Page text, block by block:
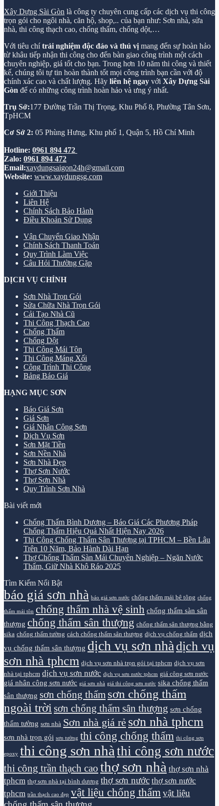
Xây Dựng Sài Gòn là công ty chuyên cung cấp các dịch vụ thi công
trọn gói cho ngôi nhà, căn hộ, shop,.. của bạn như: Sơn nhà, sửa
nhà, thi công thạch cao, chống thấm, chống dột,…
Với tiêu chítrải nghiệm độc đáo và thú vị mang đến sự hoàn hảo
từ khâu tiếp nhận thi công cho đến bàn giao công trình một cách
chuyên nghiệp, giá tốt cho bạn. Trong hơn 10 năm thi công và thiết
kế, chúng tôi tự tin hoàn thành tốt mọi công trình bạn cần với độ
chính xác cao và chất lượng. Hãy liên hệ ngay với Xây Dựng Sài
Gòn để có những công trình hoàn hảo và ưng ý nhất.
Trụ Sở:177 Đường Trần Thị Trọng, Khu Phố 8, Phường Tân Sơn,
TpHCM
Cơ Sở 2: 05 Phùng Hưng, Khu phố 1, Quận 5, Hồ Chí Minh
Hotline: 0961 894 472
Zalo: 0961 894 472
Email:xaydungsaigon24h@gmail.com
Website: www.xaydungsg.com
Giới Thiệu
Liên Hệ
Chính Sách Bảo Hành
Điều Khoản Sử Dụng
Vận Chuyển Giao Nhận
Chính Sách Thanh Toán
Quy Trình Làm Việc
Câu Hỏi Thường Gặp
DỊCH VỤ CHÍNH
Sơn Nhà Trọn Gói
Sửa Chữa Nhà Trọn Gói
Cải Tạo Nhà Cũ
Thi Công Thạch Cao
Chống Thấm
Chống Dột
Thi Công Mái Tôn
Thi Công Máng Xối
Công Trình Thi Công
Bảng Báo Giá
HẠNG MỤC SƠN
Báo Giá Sơn
Giá Sơn
Giá Nhân Công Sơn
Dịch Vụ Sơn
Sơn Mặt Tiền
Sơn Nền Nhà
Sơn Nhà Đẹp
Thợ Sơn Nước
Thợ Sơn Nhà
Quy Trình Sơn Nhà
Bài viết mới
Chống Thấm Bình Dương – Báo Giá Các Phương Pháp
Chống Thấm Hiệu Quả Nhất Hiện Nay 2026
Thi Công Chống Thấm Sân Thượng tại TPHCM – Bền Lâu
Trên 10 Năm, Bảo Hành Dài Hạn
Thợ Chống Thấm Sàn Mái Chuyên Nghiệp – Ngăn Nước
Thấm, Giữ Nhà Khô Ráo 2025
Tìm Kiếm Nổi Bật
báo giá sơn nhà báo giá sơn nước chống thấm mái bê tông chống
thấm mái tôn chống thấm nhà vệ sinh chống thấm sàn sân
thượng chống thấm sân thượng chống thấm sân thượng bằng
sika chống thấm tường cách chống thấm sân thượng dịch vụ chống thấm dịch
vụ chống thấm sân thượng dịch vụ sơn nhàdịch vụ
sơn nhà tphcm dịch vụ sơn nhà trọn gói tại tphcm dịch vụ sơn
nhà tại tphcm dịch vụ sơn nước dịch vụ sơn nước tphcm giá công sơn nước
giá nhân công sơn nước giá sơn nhà giá thi công sơn nước sika chống thấm
sân thượng sơn chống thấm sơn chống thấm
ngoài trời sơn chống thấm sân thượng sơn chống
thấm tường sơn nhà Sơn nhà giá rẻ sơn nhà tphcm
sơn nhà trọn gói sơn tường thi công chống thấm thi công sơn
epoxy thi công sơn nhà thi công sơn nước
thi công trần thạch cao thợ sơn nhà thợ sơn nhà
tphcm thợ sơn nhà tại bình dương thợ sơn nước thợ sơn nước
tphcm trần thạch cao đẹp vật liệu chống thấmvật liệu